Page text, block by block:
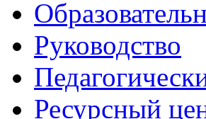
Руководство
Ресурсный